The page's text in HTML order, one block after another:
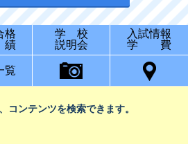
格
学 校
説明会
入試情報
学 費
覧
コンテンツを検索できます。